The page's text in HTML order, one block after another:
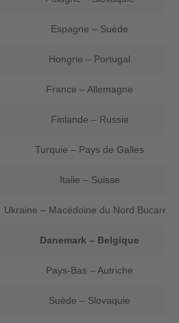
Espagne – Suède
Hongrie – Portugal
France – Allemagne
Finlande – Russie
Turquie – Pays de Galles
Italie – Suisse
Ukraine – Macédoine du Nord Bucarest
Danemark – Belgique
Pays-Bas – Autriche
Suède – Slovaquie